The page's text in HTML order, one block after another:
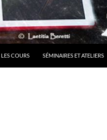
LES COURS SÉMINAIRES ET ATELIERS